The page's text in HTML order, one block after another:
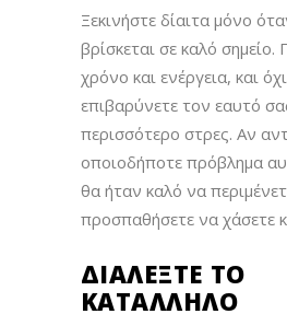
Ξεκινήστε δίαιτα μόνο
βρίσκεται σε καλό σημείο.
χρόνο και ενέργεια, και
επιβαρύνετε τον εαυτό
περισσότερο στρες. Αν
οποιοδήποτε πρόβλημα
θα ήταν καλό να
προσπαθήσετε να χάσετε
ΔΙΑΛΈΞΤΕ ΤΟ
ΚΑΤΆΛΛΗΛΟ